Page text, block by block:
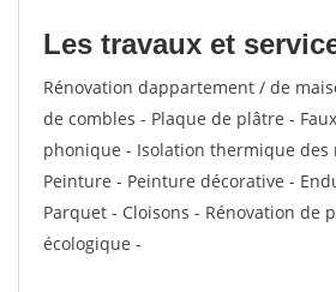
Les travaux et
Rénovation dappartement / de
de combles - Plaque de plâtre -
phonique - Isolation thermique
Peinture - Peinture décorative -
Parquet - Cloisons - Rénovation de
écologique -